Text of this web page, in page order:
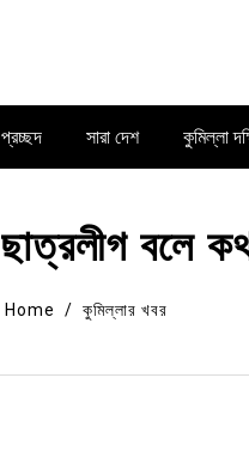
প্রচ্ছদ সারা দেশ কুমিল্লা
ছাত্রলীগ বলে
Home কুমিল্লার খবর